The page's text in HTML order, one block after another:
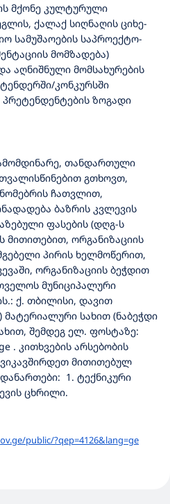
მქონე კულტურული
ქალაქ სიღნაღის ციხე-
სამუშაოების საპროექტო-
მომზადება)
აღნიშნული მომსახურების
კონკურსში
ზოგადი
თანდართული
გთხოვთ,
ნომებრის ჩათვლით,
ბაზრის კვლევის
ფასების (დღგ-ს
მითითებით, ორგანიზაციის
პირის ხელმოწერით,
ორგანიზაციის ბეჭდით
მუნიციპალური
ქ. თბილისი, დავით
მატერიალური სახით (ნაბეჭდი
შემდეგ ელ. ფოსტაზე:
. კითხვების არსებობის
მითითებულ
დანართები: 1. ტექნიკური
ცხრილი.
public/?qep=4126&lang=ge